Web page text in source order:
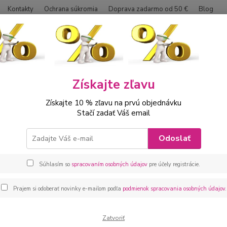
Kontakty Ochrana súkromia Doprava zadarmo od 50 € Blog
Hľadať
Futbalový dres pre chlapcov Dres MANCHESTER
MANCHESTER pre chlapcov
Získajte zľavu
Získajte 10 % zľavu na prvú objednávku
Stačí zadať Váš email
Odoslať
Súhlasím so spracovaním osobných údajov pre účely registrácie.
Prajem si odoberať novinky e-mailom podľa podmienok spracovania osobných údajov.
Zatvoriť